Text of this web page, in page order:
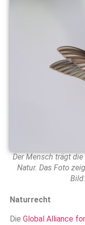
Naturrecht
Die Global Alliance
Der Mensch trägt
Natur. Das Foto